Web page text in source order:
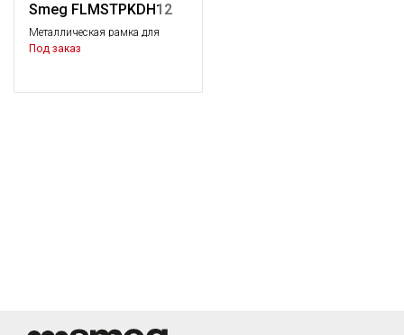
Smeg FLMSTPKDH12
Металлическая рамка для
направления потока
Под заказ